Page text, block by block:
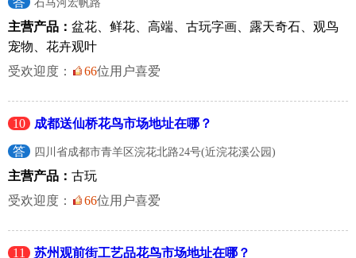
石马河宏帆路
主营产品： 盆花、鲜花、高端、古玩字画、露天奇石、观鸟
宠物、花卉观叶
受欢迎度：
66位用户喜爱
10 成都送仙桥花鸟市场地址在哪？
答 四川省成都市青羊区浣花北路24号(近浣花溪公园)
主营产品： 古玩
受欢迎度：
66位用户喜爱
11 苏州观前街工艺品花鸟市场地址在哪？